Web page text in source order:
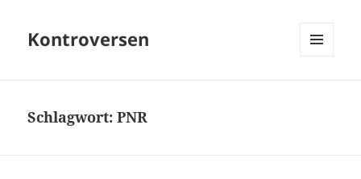
Kontroversen
Schlagwort:PNR